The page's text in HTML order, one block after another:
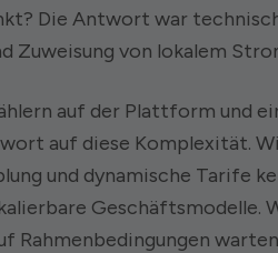
Die Antwort war
Zuweisung von lokalem
auf der Plattform und
auf diese Komplexität.
und dynamische Tarife
Geschäftsmodelle.
Rahmenbedingungen warten